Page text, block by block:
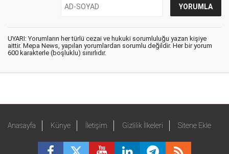
UYARI: Yorumların her türlü cezai ve hukuki sorumluluğu yazan kişiye
aittir. Mepa News, yapılan yorumlardan sorumlu değildir. Her bir yorum
600 karakterle (boşluklu) sınırlıdır.
Anasayfa Künye İletişim Gizlilik İlkeleri Sitene Ekle